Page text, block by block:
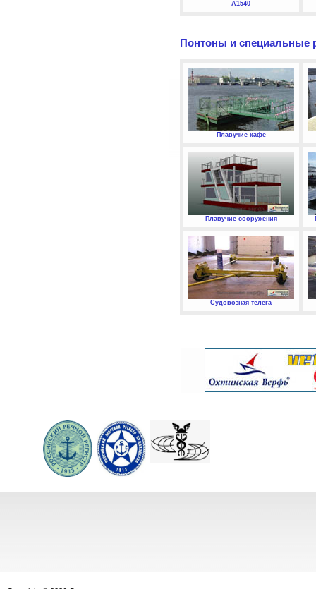
А1540
Понтоны и специальные
Плавучие кафе
Плавучие сооружения
Судовозная телега